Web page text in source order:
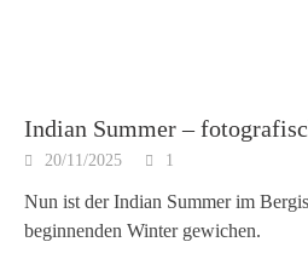
Indian Summer –
20/11/2025 1
Nun ist der Indian Summer im
beginnenden Winter gewichen.